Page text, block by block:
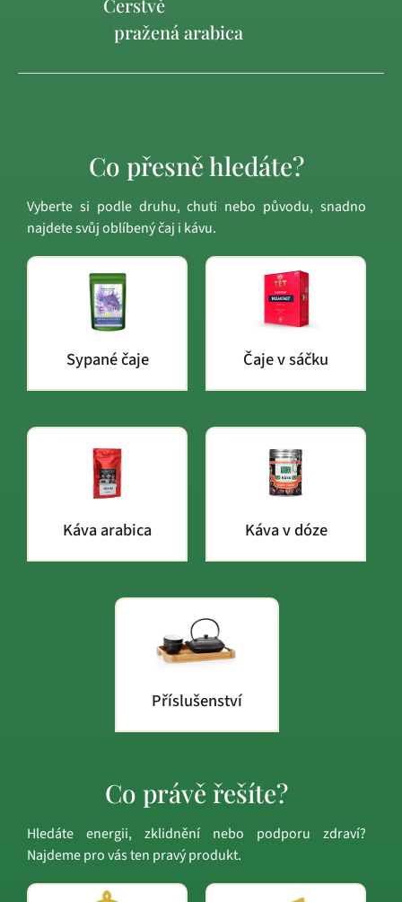
pražená arabica
Co přesně hledáte?
Vyberte si podle druhu, chuti nebo původu, snadno
najdete svůj oblíbený čaj i kávu.
Sypané čaje Čaje v sáčku
Káva arabica Káva v dóze
Příslušenství
Co právě řešíte?
Hledáte energii, zklidnění nebo podporu zdraví?
Najdeme pro vás ten pravý produkt.